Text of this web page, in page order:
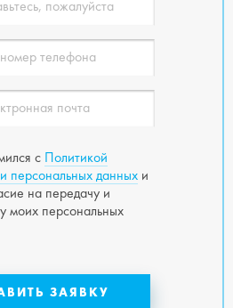
с Политикой
персональных данных и
на передачу и
моих персональных